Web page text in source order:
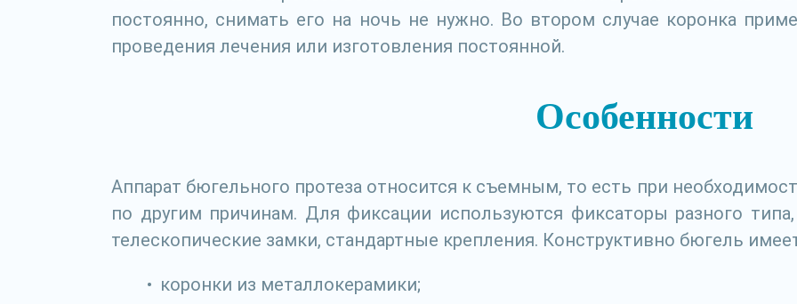
постоянно, снимать его на ночь не нужно. Во втором случае коронка
проведения лечения или изготовления постоянной.
Особенности
Аппарат бюгельного протеза относится к съемным, то есть при
по другим причинам. Для фиксации используются фиксаторы разного
телескопические замки, стандартные крепления. Конструктивно бюгель
коронки из металлокерамики;